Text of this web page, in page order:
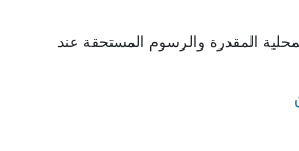
المقدرة والرسوم المستحقة عند